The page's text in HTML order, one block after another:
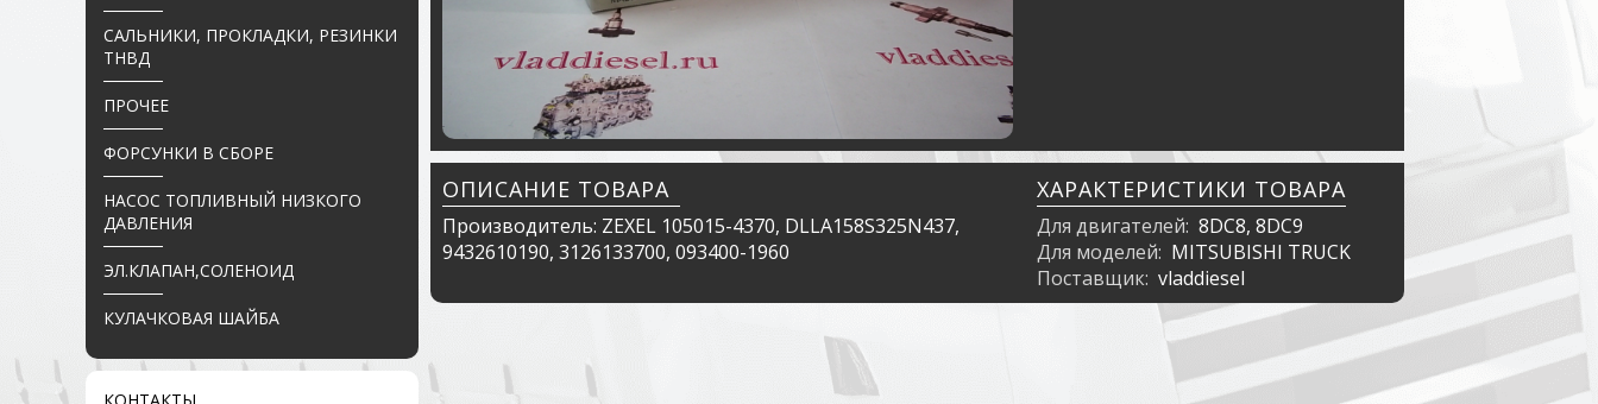
САЛЬНИКИ, ПРОКЛАДКИ, РЕЗИНКИ
ТНВД
ПРОЧЕЕ
ФОРСУНКИ В СБОРЕ
НАСОС ТОПЛИВНЫЙ НИЗКОГО
ДАВЛЕНИЯ
ЭЛ.КЛАПАН,СОЛЕНОИД
КУЛАЧКОВАЯ ШАЙБА
ОПИСАНИЕ ТОВАРА
Производитель: ZEXEL 105015-4370, DLLA158S325N437,
9432610190, 3126133700, 093400-1960
ХАРАКТЕРИСТИКИ ТОВАРА
Для двигателей: 8DC8, 8DC9
Для моделей: MITSUBISHI TRUCK
Поставщик: vladdiesel